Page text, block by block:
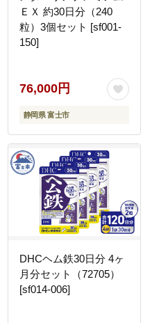
ＥＸ 約30日分（240
粒）3個セット [sf001-
150]
76,000円
静岡県 富士市
DHCヘム鉄30日分 4ヶ
月分セット（72705）
[sf014-006]